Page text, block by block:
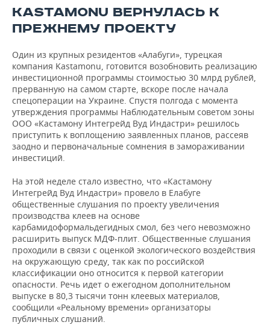
ФИГУРНОЕ КАТАНИЕ
ХОККЕЙ С МЯЧОМ
МЕДИЦИНА
ПРОИСШЕСТВИЯ
KASTAMONU ВЕРНУЛАСЬ К
ПРЕЖНЕМУ ПРОЕКТУ
Один из крупных резидентов «Алабуги», турецкая
компания Kastamonu, готовится возобновить реализацию
инвестиционной программы стоимостью 30 млрд рублей,
прерванную на самом старте, вскоре после начала
спецоперации на Украине. Спустя полгода с момента
утверждения программы Наблюдательным советом зоны
ООО «Кастамону Интегрейд Вуд Индастри» решилось
приступить к воплощению заявленных планов, рассеяв
заодно и первоначальные сомнения в замораживании
инвестиций.
На этой неделе стало известно, что «Кастамону
Интегрейд Вуд Индастри» провело в Елабуге
общественные слушания по проекту увеличения
производства клеев на основе
карбамидоформальдегидных смол, без чего невозможно
расширить выпуск МДФ-плит. Общественные слушания
проходили в связи с оценкой экологического воздействия
на окружающую среду, так как по российской
классификации оно относится к первой категории
опасности. Речь идет о ежегодном дополнительном
выпуске в 80,3 тысячи тонн клеевых материалов,
сообщили «Реальному времени» организаторы
публичных слушаний.